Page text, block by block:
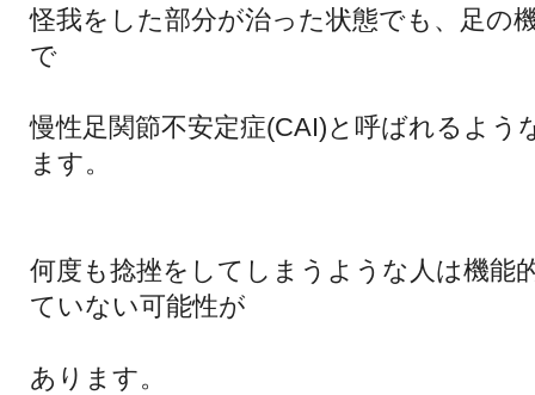
怪我をした部分が治った状態でも、足の
で
慢性足関節不安定症(CAI)と呼ばれるよう
ます。
何度も捻挫をしてしまうような人は機能
ていない可能性が
あります。